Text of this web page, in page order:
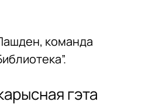
команда
гэта